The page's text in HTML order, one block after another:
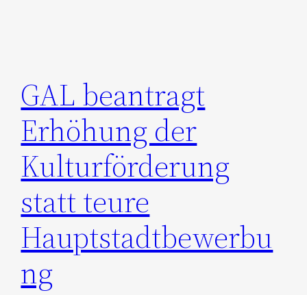
GAL beantragt
Erhöhung der
Kulturförderung
statt teure
Hauptstadtbewerbu
ng